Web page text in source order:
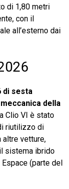
di 1,80 metri
con il
all’esterno dai
di sesta
della
Clio VI è stato
riutilizzo di
altre vetture,
sistema ibrido
(parte del